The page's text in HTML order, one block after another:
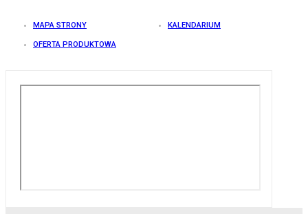
MAPA STRONY KALENDARIUM
OFERTA PRODUKTOWA